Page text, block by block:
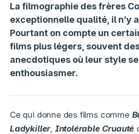
La filmographie des frères
exceptionnelle qualité, il n’y
Pourtant on compte un
films plus légers, souvent
anecdotiques où leur style
enthousiasmer.
Ce qui donne des films comme
Ladykiller, Intolérable Cruauté